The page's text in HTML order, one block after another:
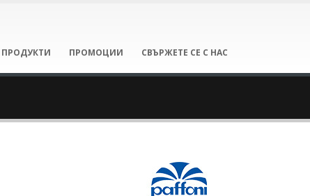
ПРОДУКТИ ПРОМОЦИИ СВЪРЖЕТЕ СЕ С НАС